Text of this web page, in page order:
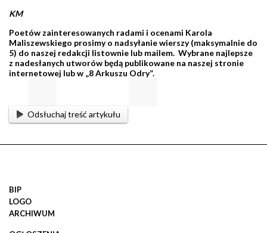
KM
Poetów zainteresowanych radami i ocenami Karola
Maliszewskiego prosimy o nadsyłanie wierszy (maksymalnie do
5) do naszej redakcji listownie lub mailem. Wybrane najlepsze
z nadesłanych utworów będą publikowane na naszej stronie
internetowej lub w „8 Arkuszu Odry”.
Odsłuchaj treść artykułu
BIP
LOGO
ARCHIWUM